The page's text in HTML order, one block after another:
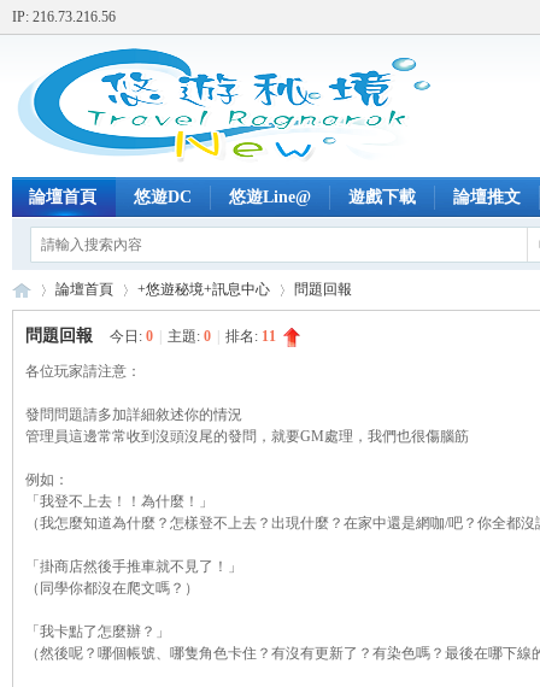
IP: 216.73.216.56
論壇首頁 悠遊DC 悠遊Line@ 遊戲下載 論壇推文
論壇首頁 +悠遊秘境+訊息中心 問題回報
問題回報 今日: 0 主題: 0 排名: 11
各位玩家請注意：
發問問題請多加詳細敘述你的情況
管理員這邊常常收到沒頭沒尾的發問，就要GM處理，我們也很傷腦筋
例如：
「我登不上去！！為什麼！」
（我怎麼知道為什麼？怎樣登不上去？出現什麼？在家中還是網咖/吧？你全都
「掛商店然後手推車就不見了！」
（同學你都沒在爬文嗎？）
「我卡點了怎麼辦？」
（然後呢？哪個帳號、哪隻角色卡住？有沒有更新了？有染色嗎？最後在哪下